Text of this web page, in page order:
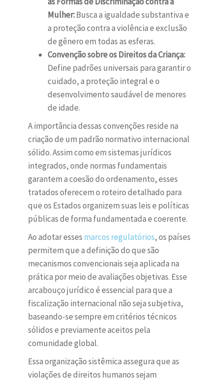
Mulher:Busca a igualdade substantiva e
a proteção contra a violência e exclusão
de gênero em todas as esferas.
Convenção sobre os Direitos da Criança:
Define padrões universais para garantir o
cuidado, a proteção integral e o
desenvolvimento saudável de menores
de idade.
A importância dessas convenções reside na
criação de um padrão normativo internacional
sólido. Assim como em sistemas jurídicos
integrados, onde normas fundamentais
garantem a coesão do ordenamento, esses
tratados oferecem o roteiro detalhado para
que os Estados organizem suas leis e políticas
públicas de forma fundamentada e coerente.
Ao adotar esses marcos regulatórios, os países
permitem que a definição do que são
mecanismos convencionais seja aplicada na
prática por meio de avaliações objetivas. Esse
arcabouço jurídico é essencial para que a
fiscalização internacional não seja subjetiva,
baseando-se sempre em critérios técnicos
sólidos e previamente aceitos pela
comunidade global.
Essa organização sistêmica assegura que as
violações de direitos humanos sejam